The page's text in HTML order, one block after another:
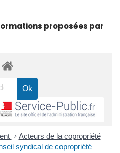
proposées par
> Acteurs de la copropriété
syndical de copropriété